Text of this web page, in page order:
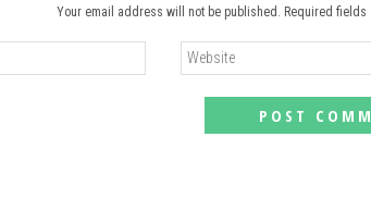
Your email address will not be published. Required fields